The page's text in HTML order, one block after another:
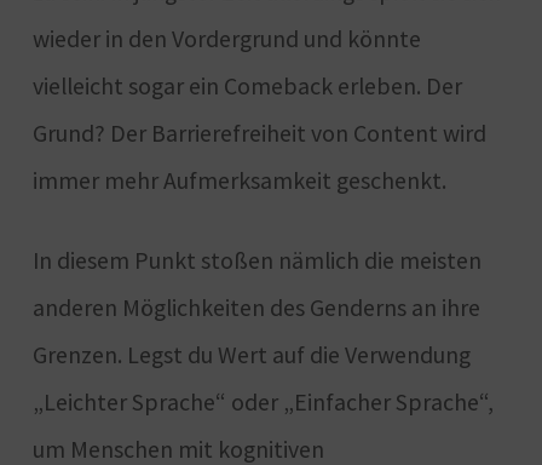
wieder in den Vordergrund und könnte
vielleicht sogar ein Comeback erleben. Der
Grund? Der Barrierefreiheit von Content wird
immer mehr Aufmerksamkeit geschenkt.
In diesem Punkt stoßen nämlich die meisten
anderen Möglichkeiten des Genderns an ihre
Grenzen. Legst du Wert auf die Verwendung
„Leichter Sprache“ oder „Einfacher Sprache“,
um Menschen mit kognitiven